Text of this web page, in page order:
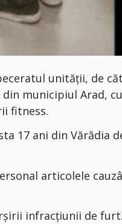
unității, de
municipiul Arad,
fitness.
17 ani din Vărădia
articolele
infracțiunii de